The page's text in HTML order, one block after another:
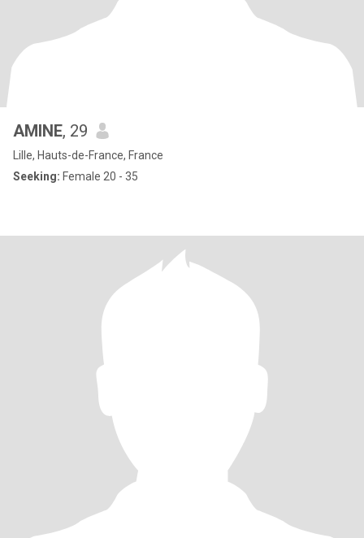
AMINE, 29
Lille, Hauts-de-France, France
Seeking: Female 20 - 35